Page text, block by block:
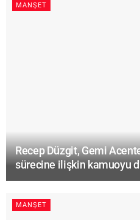
MANŞET
Recep Düzgit, Gemi
sürecine ilişkin kamuoyu
MANŞET